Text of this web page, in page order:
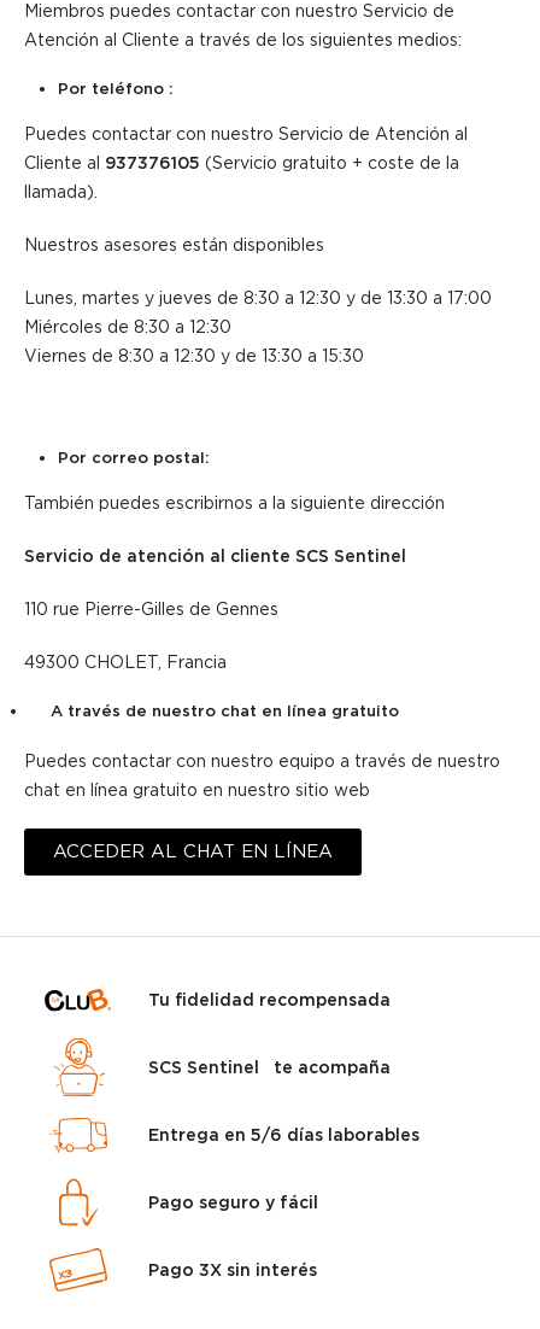
Miembros puedes contactar con nuestro Servicio de
Atención al Cliente a través de los siguientes medios:
Por teléfono :
Puedes contactar con nuestro Servicio de Atención al
Cliente al 937376105 (Servicio gratuito + coste de la
llamada).
Nuestros asesores están disponibles
Lunes, martes y jueves de 8:30 a 12:30 y de 13:30 a 17:00
Miércoles de 8:30 a 12:30
Viernes de 8:30 a 12:30 y de 13:30 a 15:30
Por correo postal:
También puedes escribirnos a la siguiente dirección
Servicio de atención al cliente SCS Sentinel
110 rue Pierre-Gilles de Gennes
49300 CHOLET, Francia
A través de nuestro chat en línea gratuito
Puedes contactar con nuestro equipo a través de nuestro
chat en línea gratuito en nuestro sitio web
ACCEDER AL CHAT EN LÍNEA
Tu fidelidad recompensada
SCS Sentinel te acompaña
Entrega en 5/6 días laborables
Pago seguro y fácil
Pago 3X sin interés